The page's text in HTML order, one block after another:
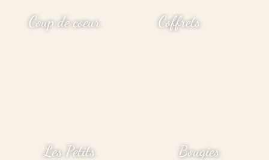
Coup de coeur Coffrets
Les Petits
Bougies